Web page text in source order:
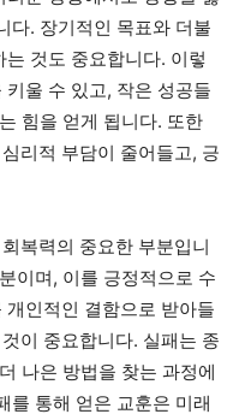
다. 장기적인 목표와 더불
것도 중요합니다. 이렇
울 수 있고, 작은 성공들
힘을 얻게 됩니다. 또한
리적 부담이 줄어들고, 긍
복력의 중요한 부분입니
이며, 이를 긍정적으로 수
인적인 결함으로 받아들
이 중요합니다. 실패는 종
나은 방법을 찾는 과정에
를 통해 얻은 교훈은 미래